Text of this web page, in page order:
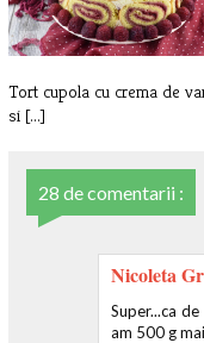
Tort cupola cu crema de
si [...]
28 de comentarii :
Nicoleta
Super...ca
am 500 g